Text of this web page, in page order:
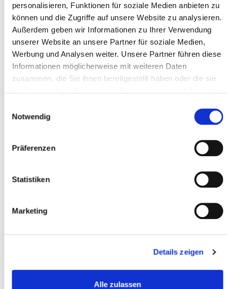
personalisieren, Funktionen für soziale Medien anbieten zu
können und die Zugriffe auf unsere Website zu analysieren.
Außerdem geben wir Informationen zu Ihrer Verwendung
unserer Website an unsere Partner für soziale Medien,
Werbung und Analysen weiter. Unsere Partner führen diese
Informationen möglicherweise mit weiteren Daten
zusammen, die Sie ihnen bereitgestellt haben oder die sie
Notwendig
Präferenzen
Statistiken
Marketing
Details zeigen
Alle zulassen
Adresse ligne 1 *
Code postal *
Participant
Ajouter des participants
J'ai lula politique de confidentialitéet je
Finaliser votre inscription